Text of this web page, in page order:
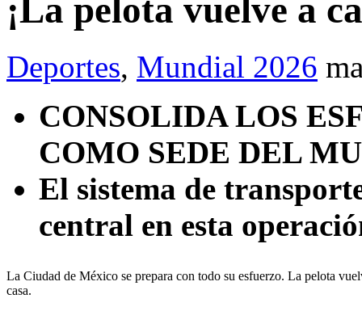
¡La pelota vuelve a
Deportes, Mundial 2026
CONSOLIDA LOS
COMO SEDE DEL
El sistema de
central en esta
La Ciudad de México se prepara con todo su esfuerzo. La pelota
casa.